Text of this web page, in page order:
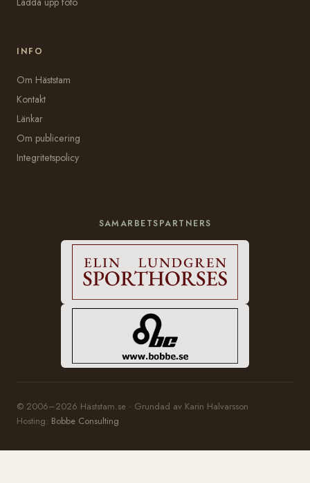
INFO
Om Häststam
Kontakt
Länkar
Om publicering
Integritetspolicy
SAMARBETSPARTNERS
© 2006–2026 Häststam.se · Grundad av Karin Halvarsson
Hosting: Bobbe Consulting